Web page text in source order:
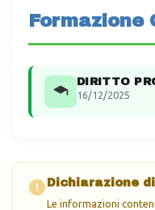
Formazione
DIRITTO
16/12/2025
Dichiarazione
Le informazioni